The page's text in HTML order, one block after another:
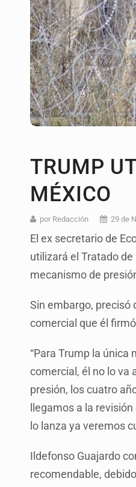
TRUMP
MÉXICO
por Redacción 29 de
El ex secretario de
utilizará el Tratado
mecanismo de
Sin embargo, precisó
comercial que él
“Para Trump la
comercial, él no lo va
presión, los cuatro
llegamos a la
lo lanza ya veremos
Ildefonso Guajardo
recomendable,